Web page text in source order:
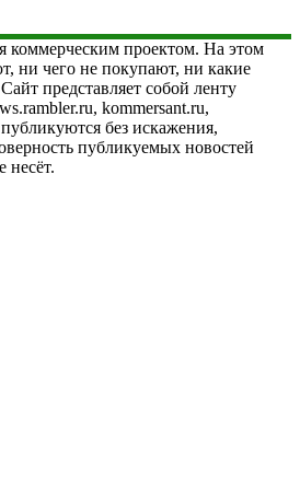
коммерческим проектом. На этом
ни чего не покупают, ни какие
представляет собой ленту
kommersant.ru,
без искажения,
публикуемых новостей
несёт.